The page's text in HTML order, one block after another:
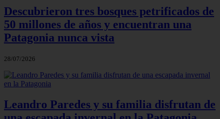
Descubrieron tres bosques petrificados de
50 millones de años y encuentran una
Patagonia nunca vista
28/07/2026
Leandro Paredes y su familia disfrutan de